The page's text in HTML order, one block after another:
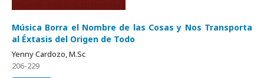
Música Borra el Nombre de las Cosas y Nos Transporta
al Éxtasis del Origen de Todo
Yenny Cardozo, M.Sc
206-229